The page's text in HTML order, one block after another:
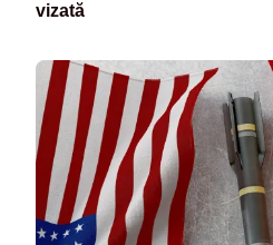
vizată